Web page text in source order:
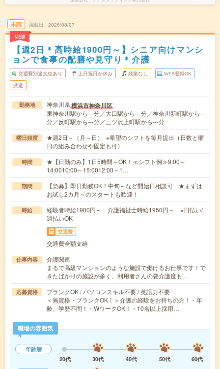
未読
NEW
掲載日 2026/08/07
【週2日＊高時給1900円～】シニア向けマンシ
ョンで食事の配膳や見守り＊介護
交通費別途支給あり 土日祝日が休み 残業なし WEB登録OK
派遣
勤務地 神奈川県横浜市神奈川区
東神奈川駅から---分／大口駅から---分／神奈川新町駅から---
分／反町駅から---分／三ツ沢上町駅から---分
曜日頻度
★週2日～（月～日） ※希望のシフトを毎月提出（日数と曜
日の組み合わせや固定も可）
時間
★【日勤のみ】1日5時間～OK！≪シフト例≫9:00～
14:0010:00～15:0012:00～1…
期間
【急募】即日勤務OK！中旬～など開始日相談可 ★まずは
お試し2カ月～のスタートも歓迎！
時給
経験者時給1900円～ 介護福祉士時給1950円～ ※日払い/
週払いOK
交通費
交通費全額支給
仕事内容
介護関連
まるで高級マンションのような施設で働けるお仕事です！で
きたばかりの施設が多く、利用者さんの要介護度も…
応募資格
ブランクOK / パソコンスキル不要 / 英語力不要
＜無資格・ブランクOK！＞介護の経験をお持ちの方！・年
齢、学歴不問！・WワークOK！・10名以上採用…
職場の雰囲気
年齢層
20代
30代 40代 50代
60代